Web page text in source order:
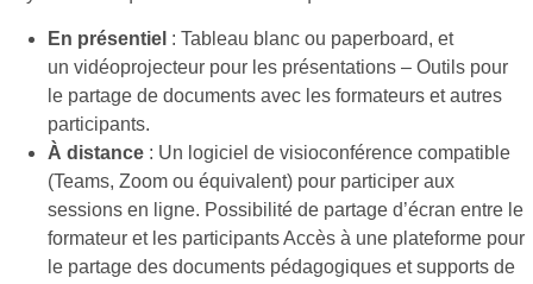
En présentiel : Tableau blanc ou paperboard, et
un vidéoprojecteur pour les présentations – Outils pour
le partage de documents avec les formateurs et autres
participants.
À distance : Un logiciel de visioconférence compatible
(Teams, Zoom ou équivalent) pour participer aux
sessions en ligne. Possibilité de partage d’écran entre le
formateur et les participants Accès à une plateforme pour
le partage des documents pédagogiques et supports de